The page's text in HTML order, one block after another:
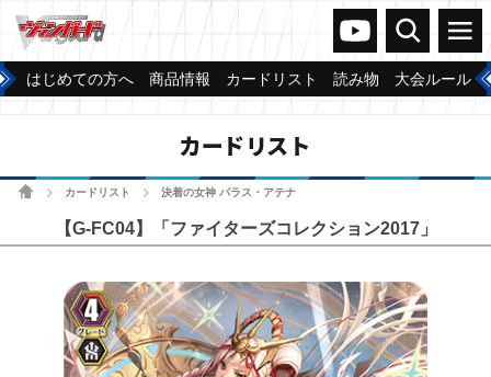
ヴァンガードch
検索 メニュー
はじめての方へ 商品情報 カードリスト 読み物 大会ルール
カードリスト
ホームカードリスト 決着の女神 パラス・アテナ
【G-FC04】「ファイターズコレクション2017」